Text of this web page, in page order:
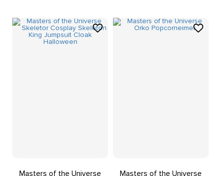
Masters of the Universe Masters of the Universe